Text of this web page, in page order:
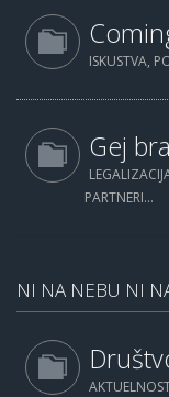
ISKUSTVA,
Gej
PARTNERI...
NI NA NEBU NI